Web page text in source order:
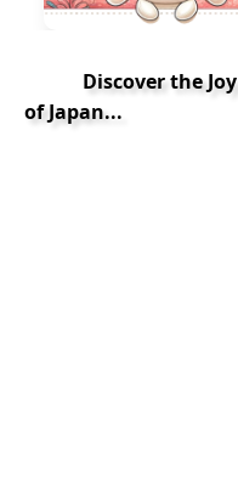
Discover the Joy
of Japan...